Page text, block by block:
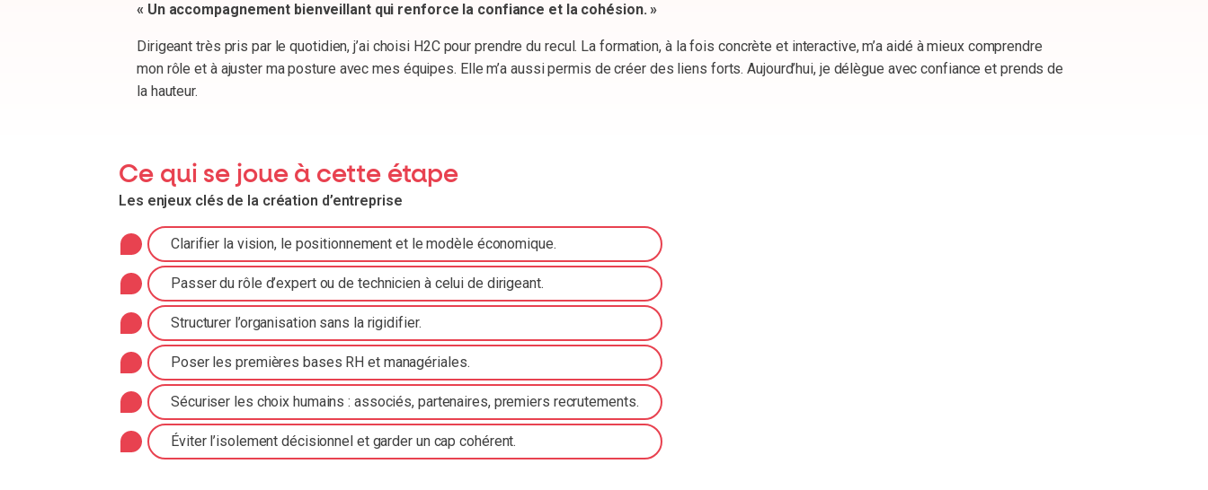
et interactive, m’a aidé à mieux comprendre
je délègue avec confiance et prends de
« Savoir s’arrêter pour mieux repartir »
Quand l’entreprise grandit vite, on grandit aussi… ou on subit. L’accompagnement de H2C m’a permis de faire évoluer ma
restant fidèle à mes valeurs de terrain.
Les enjeux clés de la création d’entreprise
Passer du rôle d’expert ou de technicien à celui de dirigeant.
Structurer l’organisation sans la rigidifier.
Poser les premières bases RH et managériales.
Sécuriser les choix humains : associés, partenaires, premiers recrutements.
Éviter l’isolement décisionnel et garder un cap cohérent.